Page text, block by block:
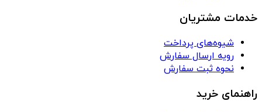
خدمات مشتریان
شیوه‌های پرداخت
رویه ارسال سفارش
نحوه ثبت سفارش
راهنمای خرید